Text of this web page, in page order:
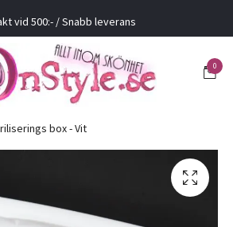
vid 500:- / Snabb leverans
0
box - Vit